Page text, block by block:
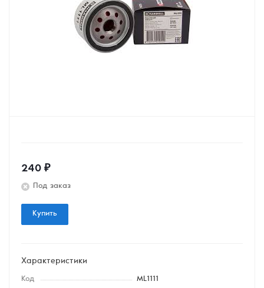
240 ₽
Под заказ
Купить
Характеристики
Код ML1111